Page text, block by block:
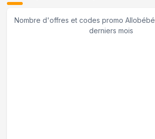
Nombre d'offres et codes promo Allobébé
derniers mois